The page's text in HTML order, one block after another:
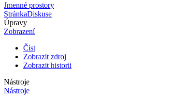
Jmenné prostory
StránkaDiskuse
Úpravy
Zobrazení
Číst
Zobrazit zdroj
Zobrazit historii
Nástroje
Nástroje